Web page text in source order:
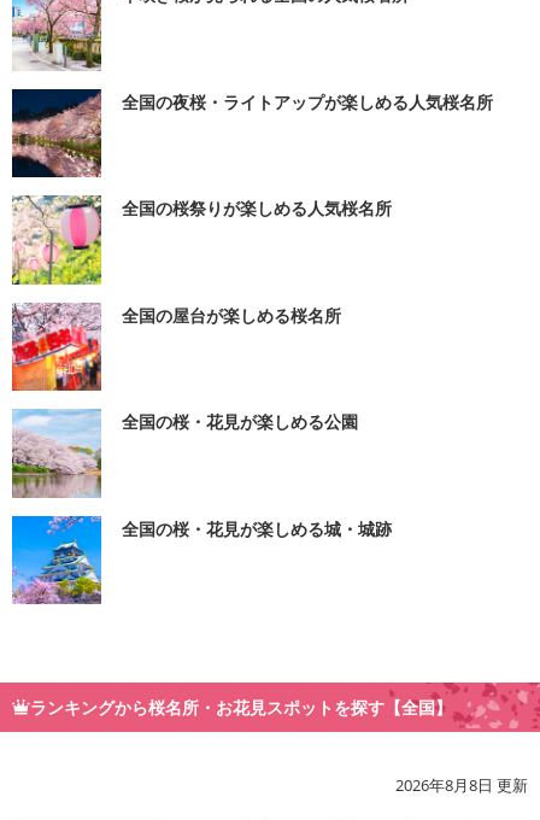
全国の夜桜・ライトアップが楽しめる人気桜名所
全国の桜祭りが楽しめる人気桜名所
全国の屋台が楽しめる桜名所
全国の桜・花見が楽しめる公園
全国の桜・花見が楽しめる城・城跡
ランキングから桜名所・お花見スポットを探す【全国】
2026年8月8日 更新